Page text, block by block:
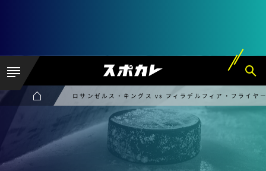
ロサンゼルス・キングス vs フィラデルフィア・フライヤ